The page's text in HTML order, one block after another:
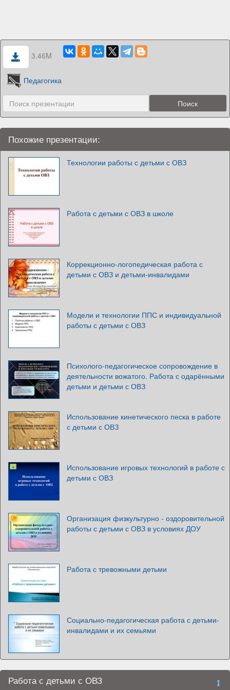
3.46M
Педагогика
Похожие презентации:
Технологии работы с детьми с ОВЗ
Работа с детьми с ОВЗ в школе
Коррекционно-логопедическая работа с
детьми с ОВЗ и детьми-инвалидами
Модели и технологии ППС и индивидуальной
работы с детьми с ОВЗ
Психолого-педагогическое сопровождение в
деятельности вожатого. Работа с одарёнными
детьми и детьми с ОВЗ
Использование кинетического песка в работе
с детьми с ОВЗ
Использование игровых технологий в работе с
детьми с ОВЗ
Организация физкультурно - оздоровительной
работы с детьми с ОВЗ в условиях ДОУ
Работа с тревожными детьми
Социально-педагогическая работа с детьми-
инвалидами и их семьями
Работа с детьми с ОВЗ